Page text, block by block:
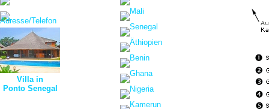
Villa in
Ponto Senegal